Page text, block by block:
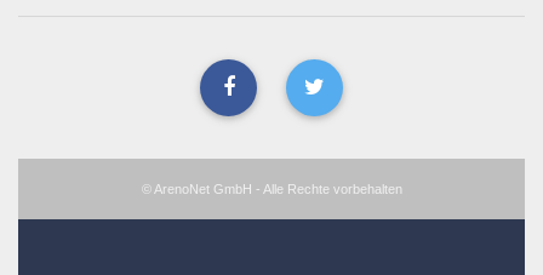
© ArenoNet GmbH - Alle Rechte vorbehalten